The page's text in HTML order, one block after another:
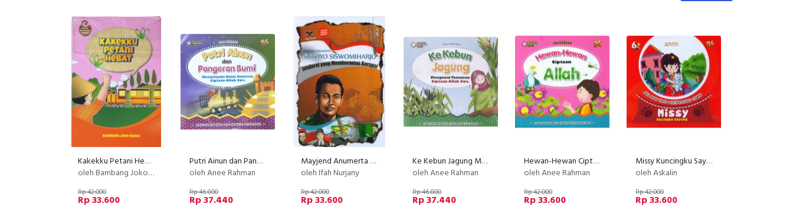
Kakekku Petani Hebat
oleh Bambang Joko Susilo.
Rp 42.000
Rp 33.600
Putri Ainun dan Pangeran Bumi - Menjelajahi Alam Semesta Ciptaan Allah Swt
oleh Anee Rahman
Rp 46.800
Rp 37.440
Mayjend Anumerta SUTOYO SISWOMIHARJO - Jenderal yang Memberantas Korupsi
oleh Ifah Nurjany
Rp 42.000
Rp 33.600
Ke Kebun Jagung Mengenal Tanaman Ciptaan Allah Swt.
oleh Anee Rahman
Rp 46.800
Rp 37.440
Hewan-Hewan Ciptaan Allah
oleh Anee Rahman
Rp 42.000
Rp 33.600
Missy Kuncingku Sayang
oleh Askalin
Rp 42.000
Rp 33.600